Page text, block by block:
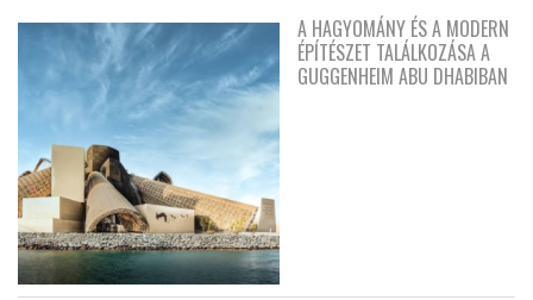
A HAGYOMÁNY ÉS A MODERN
ÉPÍTÉSZET TALÁLKOZÁSA A
GUGGENHEIM ABU DHABIBAN